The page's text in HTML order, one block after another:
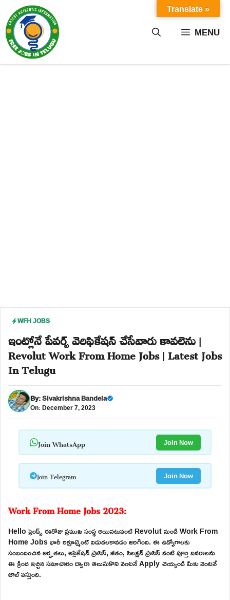
content MENU
WFH JOBS
ఇంట్లోనే పేవర్స్ వెరిఫికేషన్ చేసేవారు కావలెను |
Revolut Work From Home Jobs | Latest Jobs
In Telugu
By:Sivakrishna Bandela
On: December 7, 2023
Join WhatsApp Join Now
Join Telegram Join Now
Work From Home Jobs 2023:
Hello ఫ్రెండ్స్ ఈరోజు ప్రముఖ సంస్థ అయినటువంటి Revolut నుండి Work From
Home Jobs భారీ రిక్రూట్మెంట్ విడుదలకావడం జరిగింది. ఈ ఉద్యోగాలకు
సంబందించిన అర్హతలు, అప్లికేషన్ ప్రాసెస్, జీతం, సెలక్షన్ ప్రాసెస్ వంటి పూర్తి వివరాలను
ఈ క్రింద ఇచ్చిన సమాచారం ద్వారా తెలుసుకొని వెంటనే Apply చెయ్యండి మీకు వెంటనే
జాబ్ వస్తుంది.
Translate »